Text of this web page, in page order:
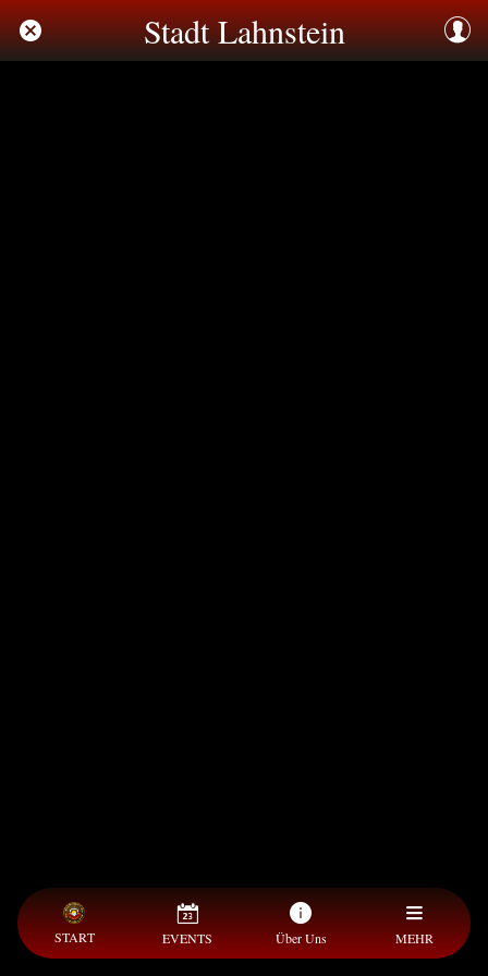
Stadt Lahnstein
START EVENTS Über Uns MEHR